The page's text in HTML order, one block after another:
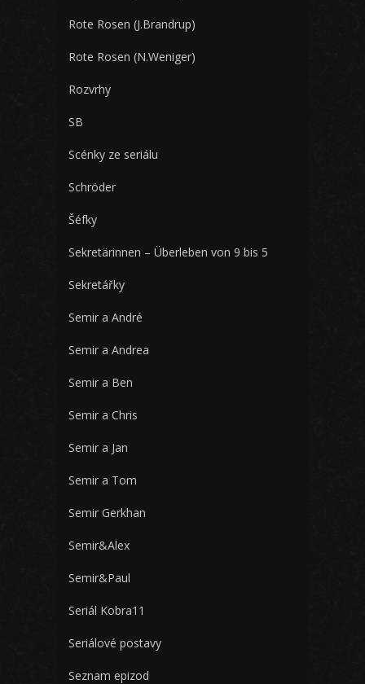
Rote Rosen (J.Brandrup)
Rote Rosen (N.Weniger)
Rozvrhy
SB
Scénky ze seriálu
Schröder
Šéfky
Sekretärinnen – Überleben von 9 bis 5
Sekretářky
Semir a André
Semir a Andrea
Semir a Ben
Semir a Chris
Semir a Jan
Semir a Tom
Semir Gerkhan
Semir&Alex
Semir&Paul
Seriál Kobra11
Seriálové postavy
Seznam epizod